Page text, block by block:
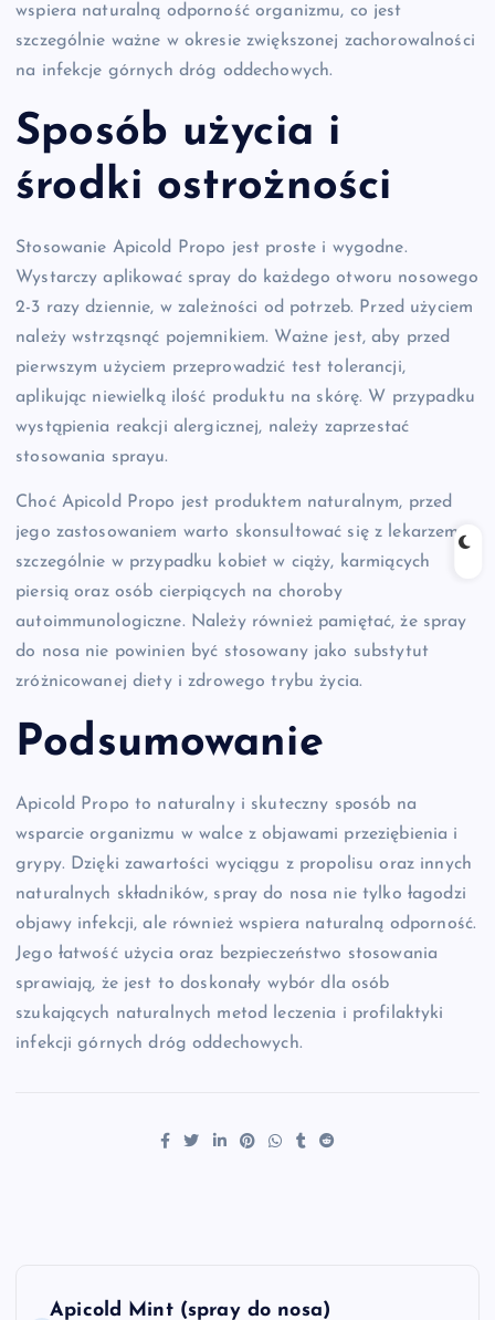
wspiera naturalną odporność organizmu, co jest
szczególnie ważne w okresie zwiększonej zachorowalności
na infekcje górnych dróg oddechowych.
Sposób użycia i
środki ostrożności
Stosowanie Apicold Propo jest proste i wygodne.
Wystarczy aplikować spray do każdego otworu nosowego
2-3 razy dziennie, w zależności od potrzeb. Przed użyciem
należy wstrząsnąć pojemnikiem. Ważne jest, aby przed
pierwszym użyciem przeprowadzić test tolerancji,
aplikując niewielką ilość produktu na skórę. W przypadku
wystąpienia reakcji alergicznej, należy zaprzestać
stosowania sprayu.
Choć Apicold Propo jest produktem naturalnym, przed
jego zastosowaniem warto skonsultować się z lekarzem,
szczególnie w przypadku kobiet w ciąży, karmiących
piersią oraz osób cierpiących na choroby
autoimmunologiczne. Należy również pamiętać, że spray
do nosa nie powinien być stosowany jako substytut
zróżnicowanej diety i zdrowego trybu życia.
Podsumowanie
Apicold Propo to naturalny i skuteczny sposób na
wsparcie organizmu w walce z objawami przeziębienia i
grypy. Dzięki zawartości wyciągu z propolisu oraz innych
naturalnych składników, spray do nosa nie tylko łagodzi
objawy infekcji, ale również wspiera naturalną odporność.
Jego łatwość użycia oraz bezpieczeństwo stosowania
sprawiają, że jest to doskonały wybór dla osób
szukających naturalnych metod leczenia i profilaktyki
infekcji górnych dróg oddechowych.
Apicold Mint (spray do nosa)